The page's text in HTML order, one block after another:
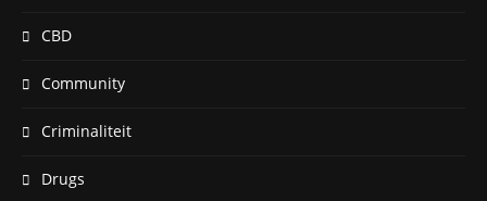
CBD
Community
Criminaliteit
Drugs